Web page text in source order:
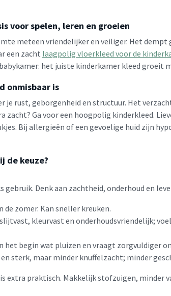
voor spelen, leren en groeien
meteen vriendelijker en veiliger. Het
een zacht laagpolig vloerkleed voor de
het juiste kinderkamer kleed groeit
onmisbaar is
je rust, geborgenheid en structuur. Het
zacht? Ga voor een hoogpolig kinderkleed.
Bij allergieën of een gevoelige huid zijn
de keuze?
Denk aan zachtheid, onderhoud en
de zomer. Kan sneller kreuken.
kleurvast en onderhoudsvriendelijk;
het begin wat pluizen en vraagt zorgvuldiger
sterk, maar minder knuffelzacht; minder
extra praktisch. Makkelijk stofzuigen, minder